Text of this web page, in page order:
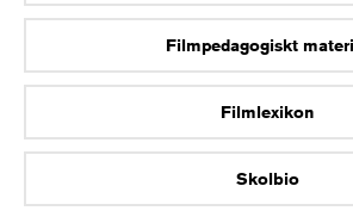
Filmpedagogiskt
Filmlexikon
Skolbio